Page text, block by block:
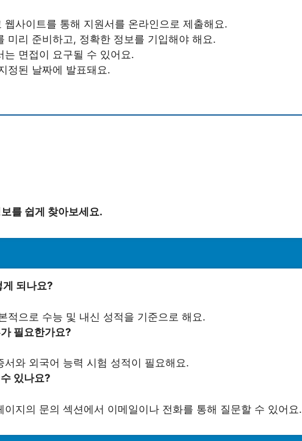
웹사이트를 통해 지원서를 온라인으로 제출해요.
미리 준비하고, 정확한 정보를 기입해야 해요.
는 면접이 요구될 수 있어요.
정된 날짜에 발표돼요.
를 쉽게 찾아보세요.
게 되나요?
적으로 수능 및 내신 성적을 기준으로 해요.
필요한가요?
서와 외국어 능력 시험 성적이 필요해요.
있나요?
이지의 문의 섹션에서 이메일이나 전화를 통해 질문할 수 있어요.